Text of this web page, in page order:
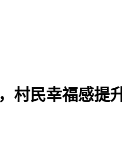
村民幸福感提